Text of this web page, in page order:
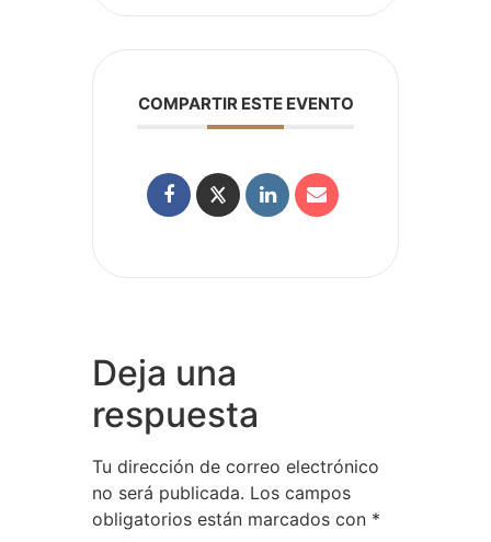
COMPARTIR ESTE EVENTO
Deja una
respuesta
Tu dirección de correo electrónico
no será publicada. Los campos
obligatorios están marcados con *